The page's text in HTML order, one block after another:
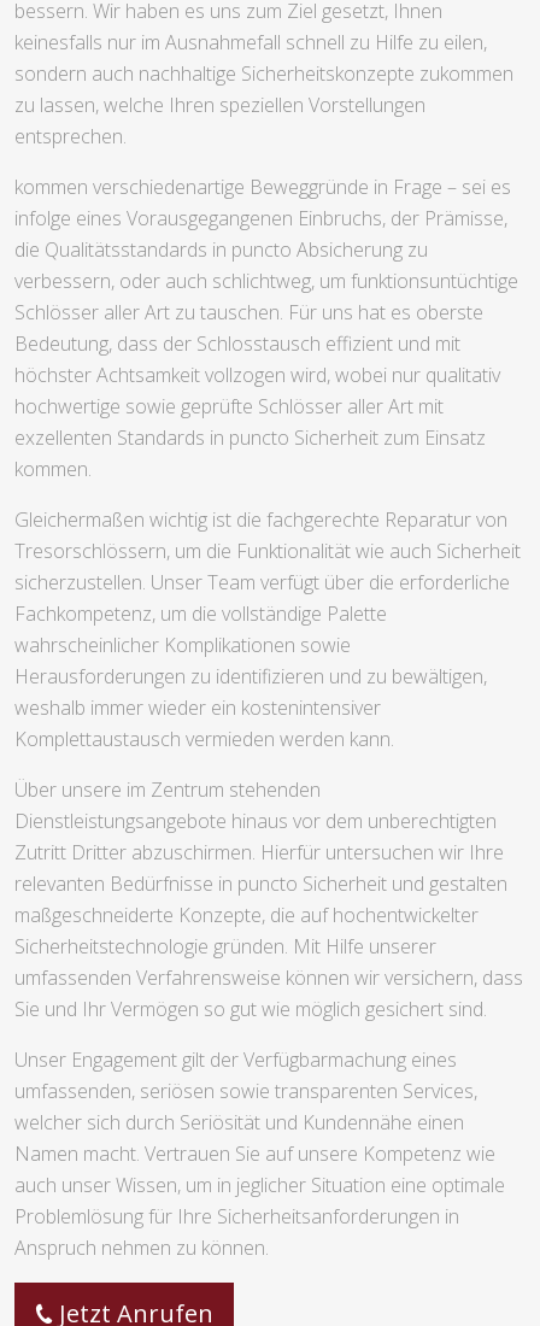
bessern. Wir haben es uns zum Ziel gesetzt, Ihnen
keinesfalls nur im Ausnahmefall schnell zu Hilfe zu eilen,
sondern auch nachhaltige Sicherheitskonzepte zukommen
zu lassen, welche Ihren speziellen Vorstellungen
entsprechen.
kommen verschiedenartige Beweggründe in Frage – sei es
infolge eines Vorausgegangenen Einbruchs, der Prämisse,
die Qualitätsstandards in puncto Absicherung zu
verbessern, oder auch schlichtweg, um funktionsuntüchtige
Schlösser aller Art zu tauschen. Für uns hat es oberste
Bedeutung, dass der Schlosstausch effizient und mit
höchster Achtsamkeit vollzogen wird, wobei nur qualitativ
hochwertige sowie geprüfte Schlösser aller Art mit
exzellenten Standards in puncto Sicherheit zum Einsatz
kommen.
Gleichermaßen wichtig ist die fachgerechte Reparatur von
Tresorschlössern, um die Funktionalität wie auch Sicherheit
sicherzustellen. Unser Team verfügt über die erforderliche
Fachkompetenz, um die vollständige Palette
wahrscheinlicher Komplikationen sowie
Herausforderungen zu identifizieren und zu bewältigen,
weshalb immer wieder ein kostenintensiver
Komplettaustausch vermieden werden kann.
Über unsere im Zentrum stehenden
Dienstleistungsangebote hinaus vor dem unberechtigten
Zutritt Dritter abzuschirmen. Hierfür untersuchen wir Ihre
relevanten Bedürfnisse in puncto Sicherheit und gestalten
maßgeschneiderte Konzepte, die auf hochentwickelter
Sicherheitstechnologie gründen. Mit Hilfe unserer
umfassenden Verfahrensweise können wir versichern, dass
Sie und Ihr Vermögen so gut wie möglich gesichert sind.
Unser Engagement gilt der Verfügbarmachung eines
umfassenden, seriösen sowie transparenten Services,
welcher sich durch Seriösität und Kundennähe einen
Namen macht. Vertrauen Sie auf unsere Kompetenz wie
auch unser Wissen, um in jeglicher Situation eine optimale
Problemlösung für Ihre Sicherheitsanforderungen in
Anspruch nehmen zu können.
Jetzt Anrufen